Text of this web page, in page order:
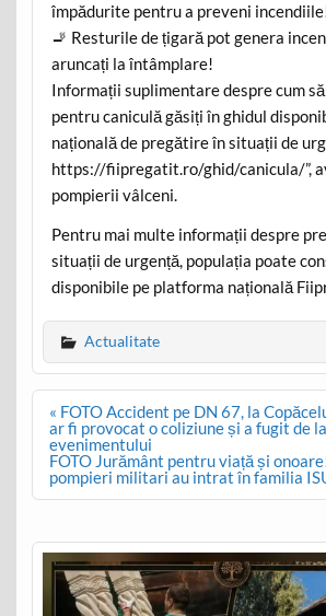
împădurite pentru a preveni
🚬 Resturile de țigară pot genera
aruncați la întâmplare!
Informații suplimentare despre cum
pentru caniculă găsiți în ghidul
națională de pregătire în situații de
https://fiipregatit.ro/ghid/canicula/”,
pompierii vâlceni.
Pentru mai multe informații despre
situații de urgență, populația poate
disponibile pe platforma națională
Actualitate
Post
navigation
« FOTO Accident pe DN 67, la
ar fi provocat o coliziune și a fugit de
evenimentului
FOTO Jurământ pentru viață și
pompieri militari au intrat în familia